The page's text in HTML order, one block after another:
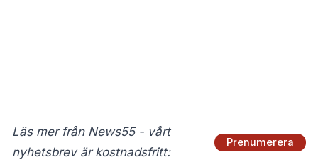
Läs mer från News55 - vårt
nyhetsbrev är kostnadsfritt:
Prenumerera